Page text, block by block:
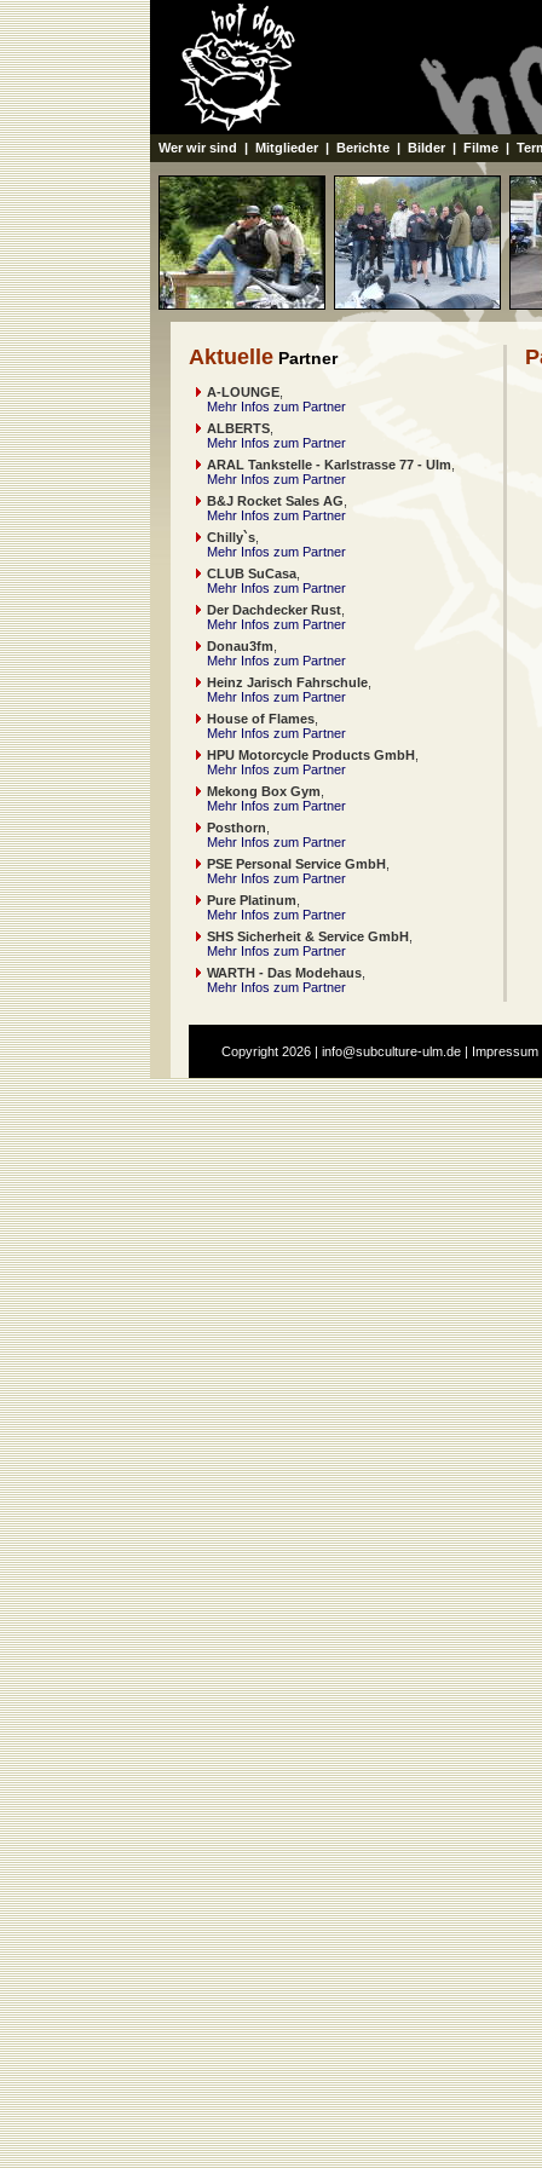
Wer wir sind | Mitglieder | Berichte | Bilder | Filme |
AktuellePartner
A-LOUNGE,
Mehr Infos zum Partner
ALBERTS,
Mehr Infos zum Partner
ARAL Tankstelle - Karlstrasse 77 - Ulm,
Mehr Infos zum Partner
B&J Rocket Sales AG
Mehr Infos zum Partner
Chilly`s,
Mehr Infos zum Partner
CLUB SuCasa,
Mehr Infos zum Partner
Der Dachdecker Rust,
Mehr Infos zum Partner
Donau3fm
Mehr Infos zum Partner
Heinz Jarisch Fahrschule,
Mehr Infos zum Partner
House of Flames,
Mehr Infos zum Partner
HPU Motorcycle Products GmbH,
Mehr Infos zum Partner
Mekong Box Gym
Mehr Infos zum Partner
Posthorn
Mehr Infos zum Partner
PSE Personal Service GmbH,
Mehr Infos zum Partner
Pure Platinum
Mehr Infos zum Partner
SHS Sicherheit & Service GmbH,
Mehr Infos zum Partner
WARTH - Das Modehaus,
Mehr Infos zum Partner
Copyright 2026 | info@subculture-ulm.de| Impressum